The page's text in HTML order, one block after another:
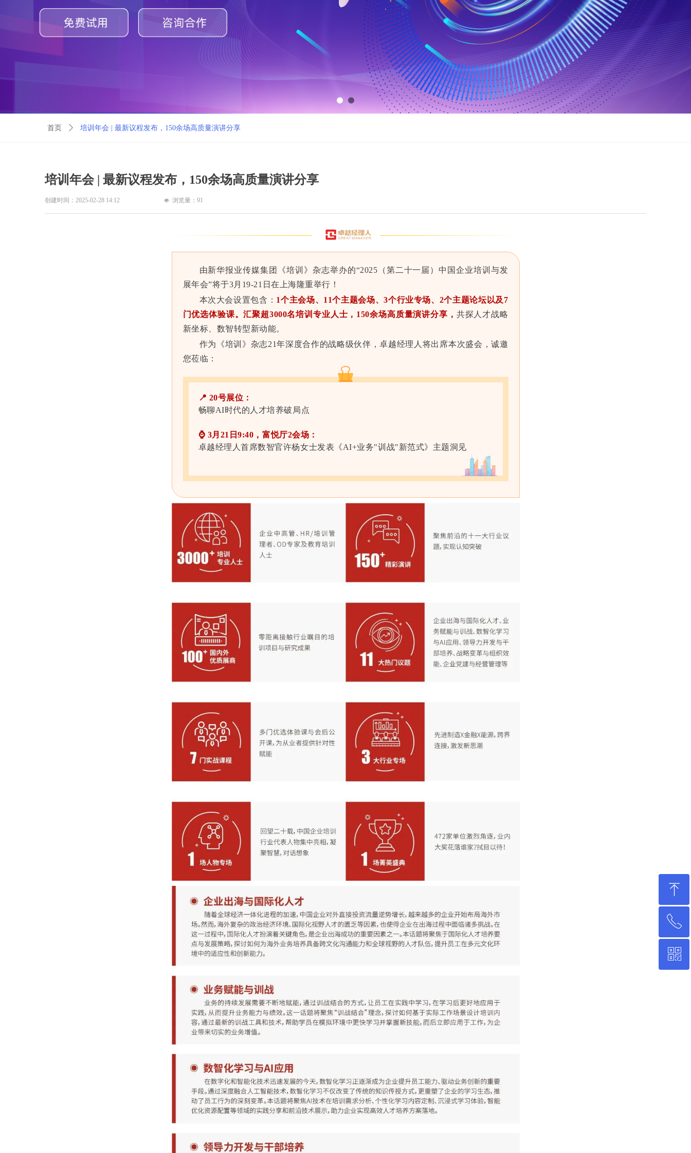
培训年会 | 最新议程发布，150余场高质量演讲分享
由新华报业传媒集团《培训》杂志举办的“2025（第二十一届）中国企业培训与发
展年会”将于3月19-21日在上海隆重举行！
本次大会设置包含： 1个主会场、11个主题会场、3个行业专场、2个主题论坛以及7
门优选体验课。汇聚超3000名培训专业人士，150余场高质量演讲分享， 共探人才战略
新坐标、数智转型新动能。
作为《培训》杂志21年深度合作的战略级伙伴，卓越经理人将出席本次盛会，诚邀
您莅临：
📍 20号展位：
畅聊AI时代的人才培养破局点
⌚ 3月21日9:40，富悦厅2会场：
卓越经理人首席数智官许杨女士发表《AI+业务"训战"新范式》主题洞见
首页 ꄲ 培训年会 | 最新议程发布，150余场高质量演讲分享
创建时间： 2025-02-28 14:12 넶 浏览量： 91
ꁸ
回到顶部
ꂅ
0755-83556989
ꀥ